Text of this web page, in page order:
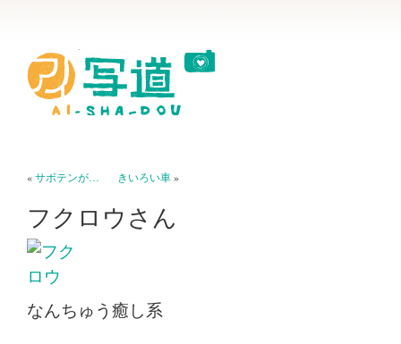
«サボテンが… きいろい車»
フクロウさん
なんちゅう癒し系